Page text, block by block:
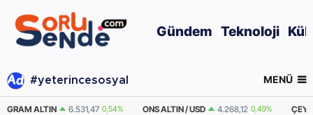
Gündem Teknoloji
#yeterincesosyal MENÜ
GRAM ALTIN 6.531,47 0,54% ONS ALTIN / USD 4.268,12 0,49%